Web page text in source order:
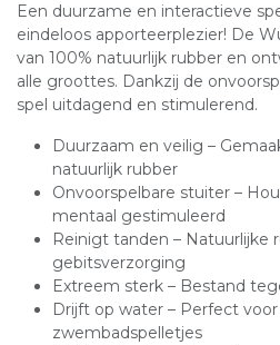
Een duurzame en interactieve
eindeloos apporteerplezier! De
van 100% natuurlijk rubber en
alle groottes. Dankzij de
spel uitdagend en stimulerend.
Duurzaam en veilig –
natuurlijk rubber
Onvoorspelbare stuiter –
mentaal gestimuleerd
Reinigt tanden – Natuurlijke
gebitsverzorging
Extreem sterk – Bestand
Drijft op water – Perfect
zwembadspelletjes